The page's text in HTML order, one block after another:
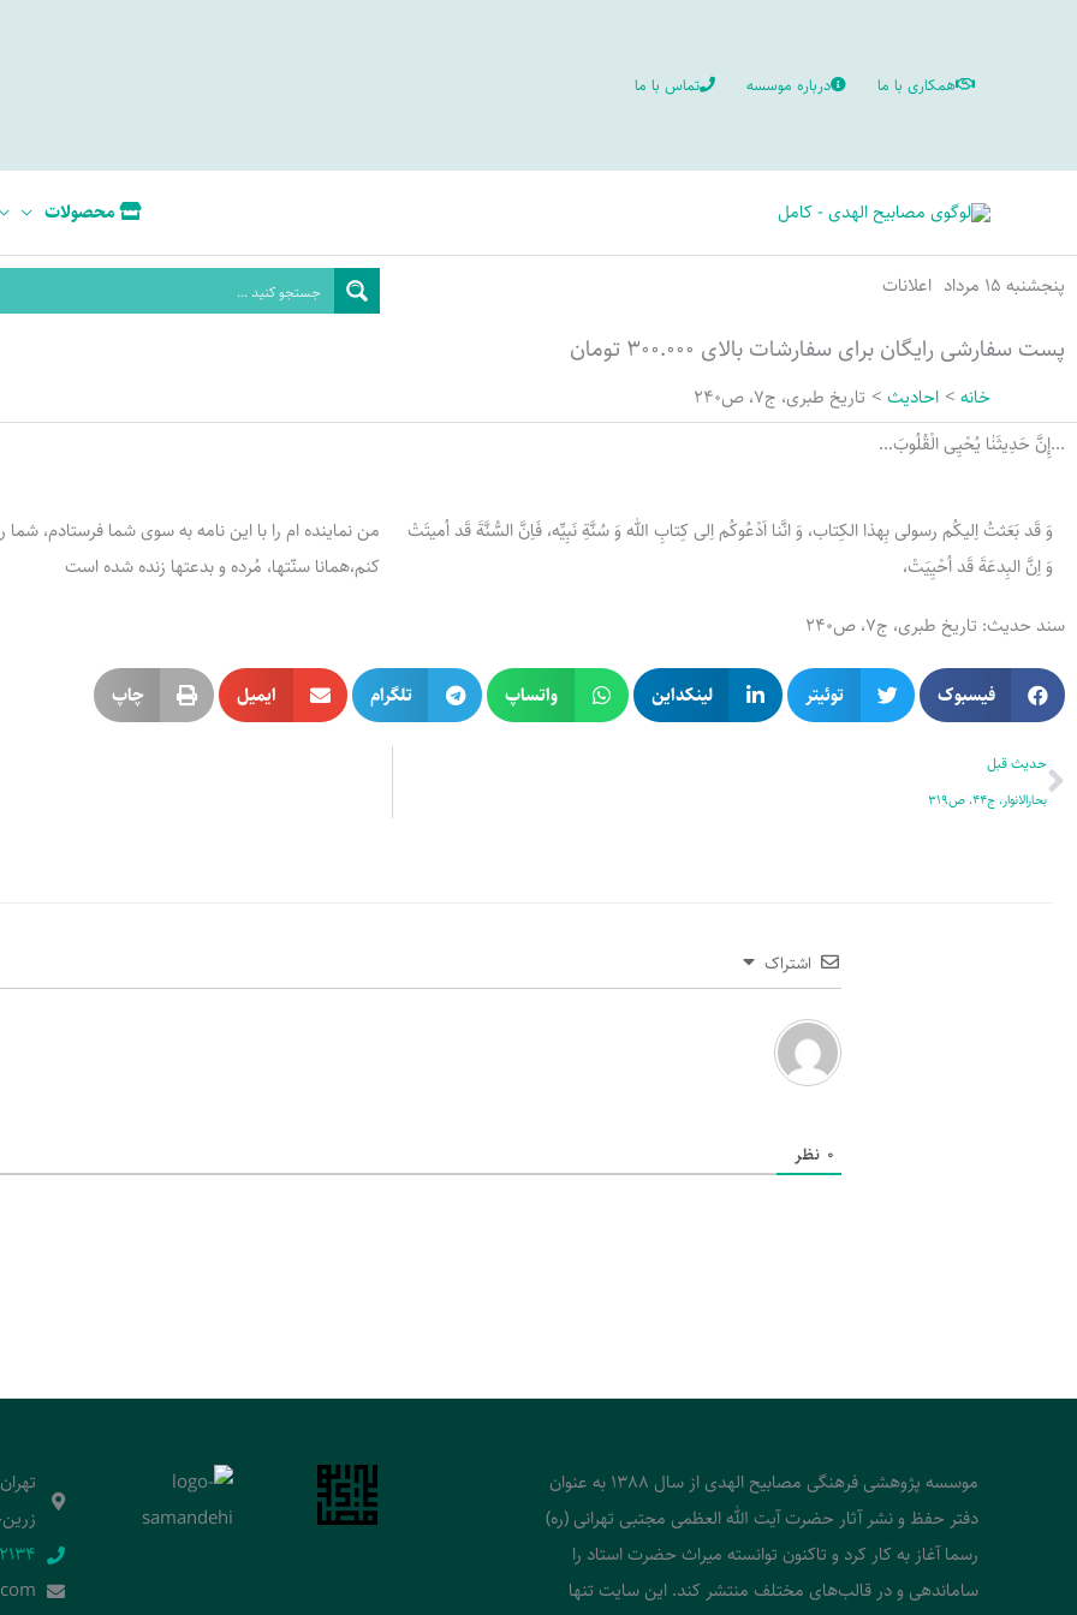
همکاری با ما درباره موسسه تماس با ما
محصولات
پنجشنبه ۱۵ مرداد اعلانات
پست سفارشی رایگان برای سفارشات بالای ۳۰۰.۰۰۰ تومان
خانه احادیث
تاریخ طبری، ج۷، ص۲۴۰
...إِنَّ حَدِيثَنٰا یُحْیِی الْقُلُوبَ...
وَ قَد بَعَثتُ اِلیکُم رسولی بِهذا الکِتاب، وَ انَّنا اَدْعُوكُم اِلی كِتابِ الله وَ سُنَّةِ نَبِیِّه، فَاِنَّ السُّنَّةَ قَد اُمیتَتْ
وَ اِنَّ البِدعَةَ قَد اُحْیِیَتْ،
من نماینده ام را با این نامه به سوی شما فرستادم،
کنم،همانا سنّتها، مُرده و بدعتها زنده شده است
سند حدیث: تاریخ طبری، ج۷، ص۲۴۰
فیسبوک توئیتر لینکداین واتساپ تلگرام ایمیل چاپ
قبلی
حدیث قبل
بحارالانوار، ج44، ص319
اشتراک
0 نظر
موسسه پژوهشی فرهنگی مصابیح الهدی از سال 1388 به عنوان
دفتر حفظ و نشر آثار حضرت آیت الله العظمی مجتبی تهرانی (ره)
رسما آغاز به کار کرد و تاکنون توانسته میراث حضرت استاد را
ساماندهی و در قالب‌های مختلف منتشر کند. این سایت تنها